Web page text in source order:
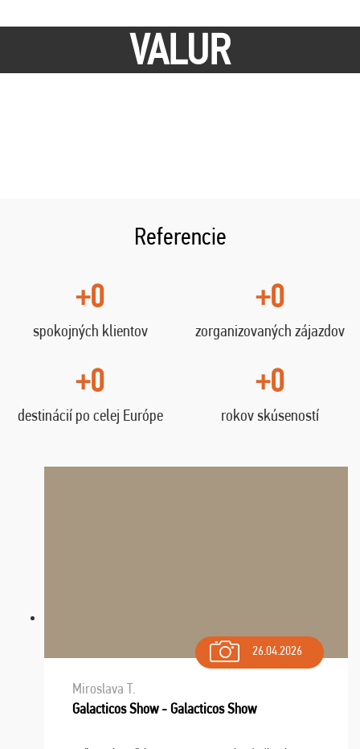
VALUR
Referencie
+0
spokojných klientov
+0
zorganizovaných zájazdov
+0
destinácií po celej Európe
+0
rokov skúseností
26.04.2026
Miroslava T.
Galacticos Show - Galacticos Show